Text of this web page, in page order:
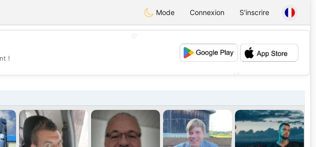
Mode Connexion S'inscrire
💕
!